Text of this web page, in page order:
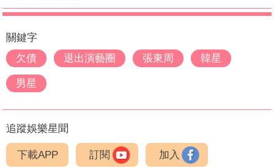
關鍵字
欠債
退出演藝圈 張東周 韓星
男星
追蹤娛樂星聞
下載APP 訂閱 加入